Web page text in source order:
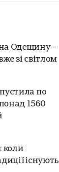
Одещину –
зі світлом
по
понад 1560
коли
існують